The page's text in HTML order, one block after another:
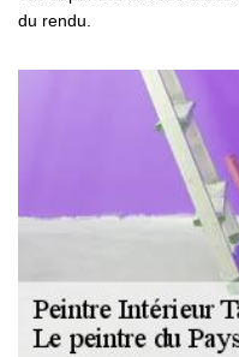
du rendu.